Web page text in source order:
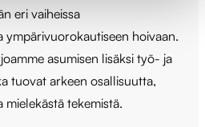
eri vaiheissa
hoivaan.
asumisen lisäksi työ- ja
tuovat arkeen osallisuutta,
mielekästä tekemistä.